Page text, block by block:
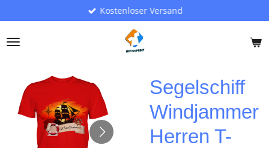
Hauptinhalt
springen
Kostenloser Versand
Segelschiff
Windjammer
Herren T-